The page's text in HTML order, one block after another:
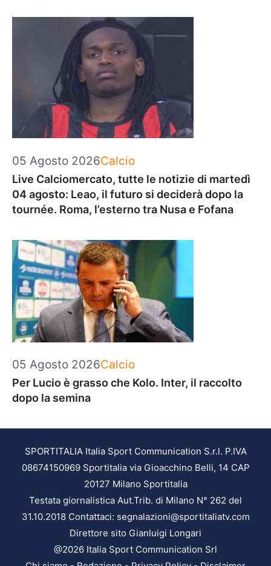
05 Agosto 2026Categorie
Calcio
Live Calciomercato, tutte le notizie di martedì
04 agosto: Leao, il futuro si deciderà dopo la
tournée. Roma, l’esterno tra Nusa e Fofana
05 Agosto 2026Categorie
Calcio
Per Lucio è grasso che Kolo. Inter, il raccolto
dopo la semina
SPORTITALIA Italia Sport Communication S.r.l. P.IVA
08674150969 Sportitalia via Gioacchino Belli, 14 CAP
20127 Milano Sportitalia
Testata giornalistica Aut.Trib. di Milano N° 262 del
31.10.2018 Contattaci: segnalazioni@sportitaliatv.com
Direttore sito Gianluigi Longari
@2026 Italia Sport Communication Srl